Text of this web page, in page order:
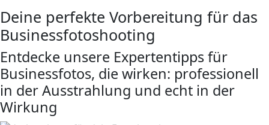
Deine perfekte Vorbereitung für das
Businessfotoshooting
Entdecke unsere Expertentipps für
Businessfotos, die wirken: professionell
in der Ausstrahlung und echt in der
Wirkung